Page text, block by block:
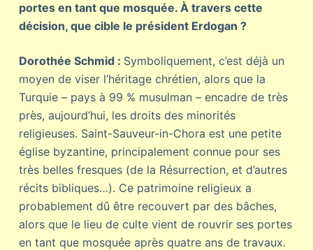
portes en tant que mosquée. À travers cette
décision, que cible le président Erdogan ?
Dorothée Schmid : Symboliquement, c’est déjà un
moyen de viser l’héritage chrétien, alors que la
Turquie – pays à 99 % musulman – encadre de très
près, aujourd’hui, les droits des minorités
religieuses. Saint-Sauveur-in-Chora est une petite
église byzantine, principalement connue pour ses
très belles fresques (de la Résurrection, et d’autres
récits bibliques…). Ce patrimoine religieux a
probablement dû être recouvert par des bâches,
alors que le lieu de culte vient de rouvrir ses portes
en tant que mosquée après quatre ans de travaux.